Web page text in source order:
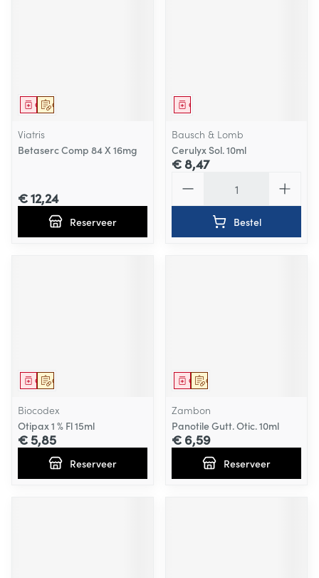
Op voorschrift
Geneesmiddel
Viatris
Betaserc Comp 84 X 16mg
€ 12,24
Reserveer
Geneesmiddel
Bausch & Lomb
Cerulyx Sol. 10ml
€ 8,47
Bestel
Op voorschrift
Geneesmiddel
Biocodex
Otipax 1 % Fl 15ml
€ 5,85
Reserveer
Op voorschrift
Geneesmiddel
Zambon
Panotile Gutt. Otic. 10ml
€ 6,59
Reserveer